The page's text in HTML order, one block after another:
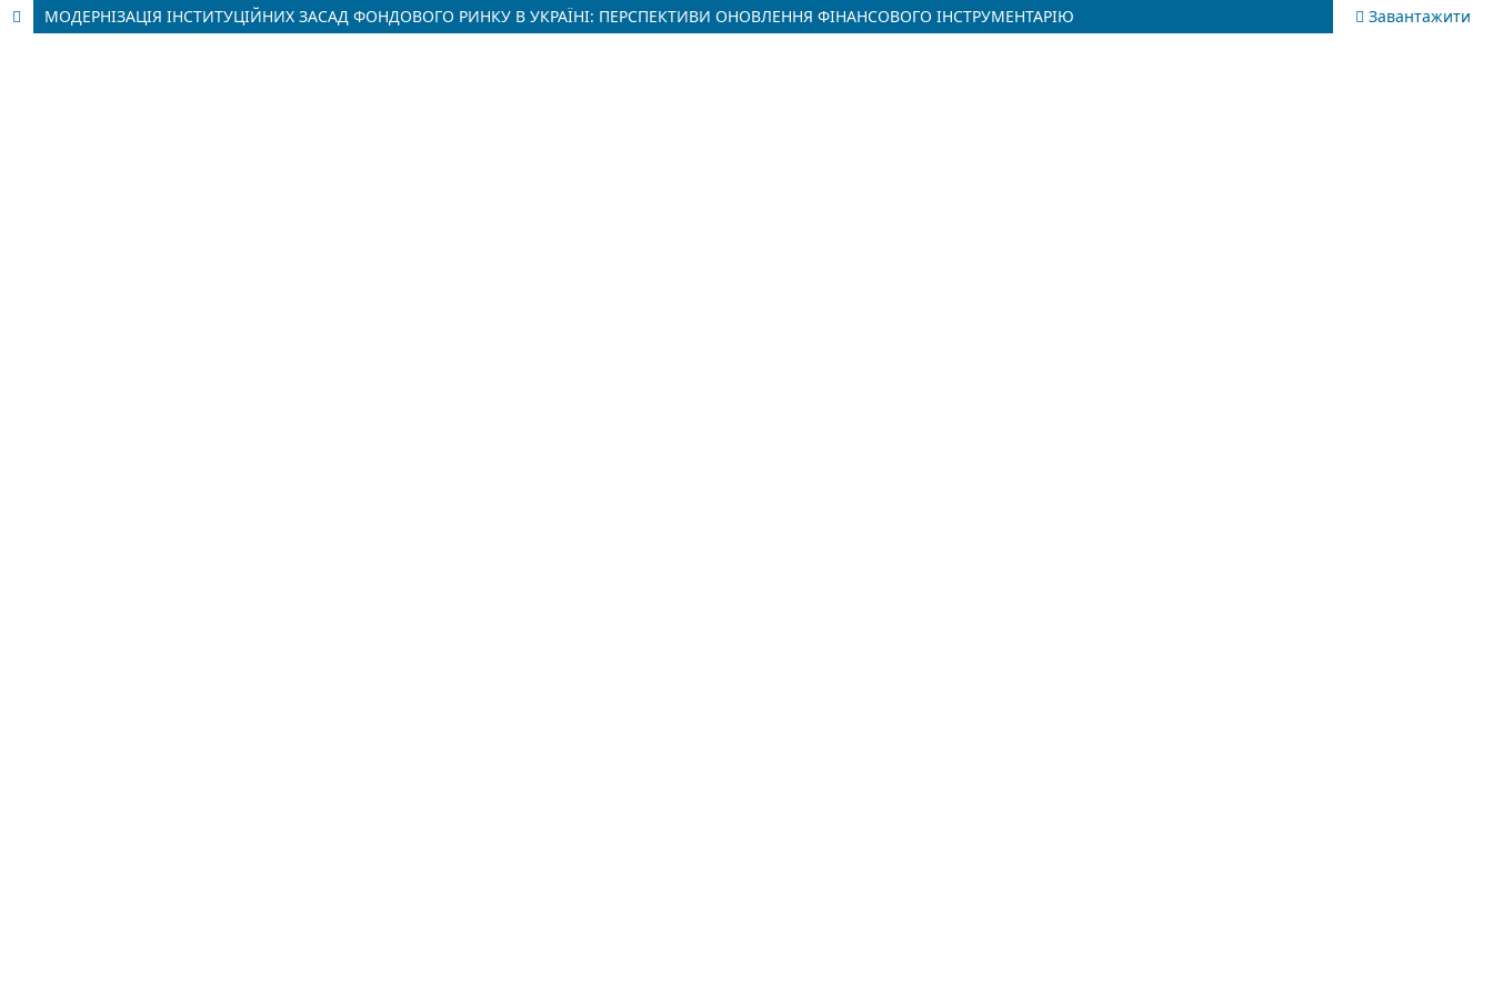
МОДЕРНІЗАЦІЯ ІНСТИТУЦІЙНИХ ЗАСАД ФОНДОВОГО РИНКУ В УКРАЇНІ: ПЕРСПЕКТИВИ ОНОВЛЕННЯ ФІНАНСОВОГО ІНСТРУМЕНТАРІЮ Завантажити